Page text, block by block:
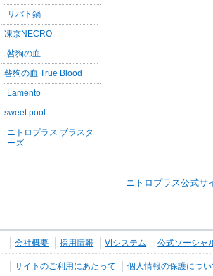
サバト鍋
凍京NECRO
咎狗の血
咎狗の血 True Blood
Lamento
sweet pool
ニトロプラス ブラスタ
ーズ
ニトロプラス公式サ
会社概要 採用情報 VIシステム 公式ソーシャ
サイトのご利用にあたって 個人情報の保護につ